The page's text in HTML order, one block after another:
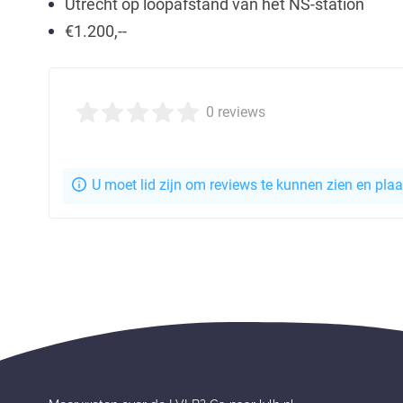
Utrecht op loopafstand van het NS-station
€1.200,--
0 reviews
U moet lid zijn om reviews te kunnen zien en